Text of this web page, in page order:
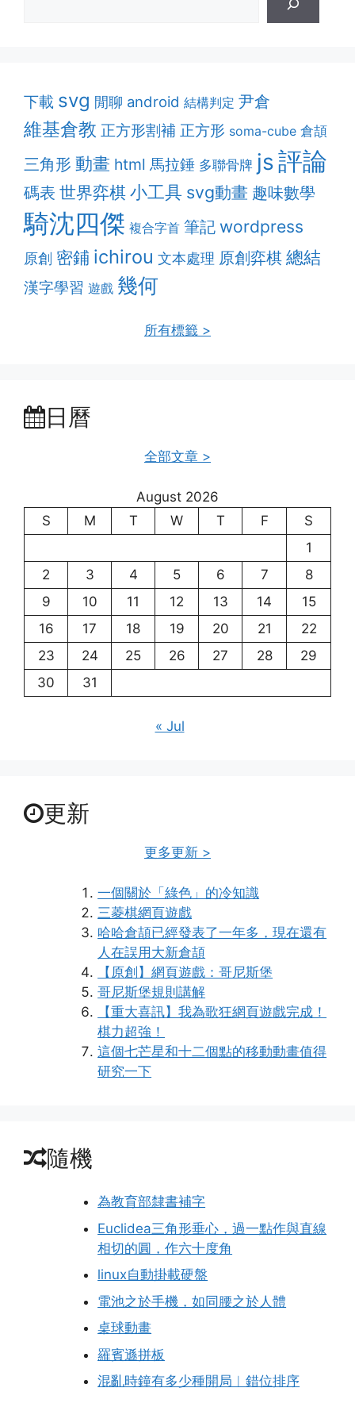
下載 svg 閒聊 android 結構判定 尹倉
維基倉教 正方形割補 正方形 soma-cube 倉頡
三角形 動畫 html 馬拉錘 多聯骨牌 js評論
碼表 世界弈棋 小工具 svg動畫 趣味數學
騎沈四傑 複合字首 筆記 wordpress
原創 密鋪 ichirou 文本處理 原創弈棋 總結
漢字學習 遊戲 幾何
所有標籤 >
日曆
全部文章 >
August 2026
S
M T W T F
S
1
2
3 4 5 6 7
8
9
10 11 12 13 14
15
16
17 18 19 20 21
22
23
24 25 26 27 28
29
30
31
« Jul
更新
更多更新 >
一個關於「綠色」的冷知識
三菱棋網頁遊戲
哈哈倉頡已經發表了一年多，現在還有
人在誤用大新倉頡
【原創】網頁遊戲：哥尼斯堡
哥尼斯堡規則講解
【重大喜訊】我為歌狂網頁遊戲完成！
棋力超強！
這個七芒星和十二個點的移動動畫值得
研究一下
隨機
為教育部隸書補字
Euclidea三角形垂心，過一點作與直線
相切的圓，作六十度角
linux自動掛載硬盤
電池之於手機，如同腰之於人體
桌球動畫
羅賓遜拼板
混亂時鐘有多少種開局︱錯位排序